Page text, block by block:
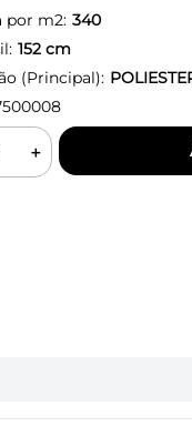
por m2: 340
152cm
(Principal):
＋